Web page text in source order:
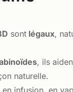
sont légaux,
, ils
naturelle.
infusion, en